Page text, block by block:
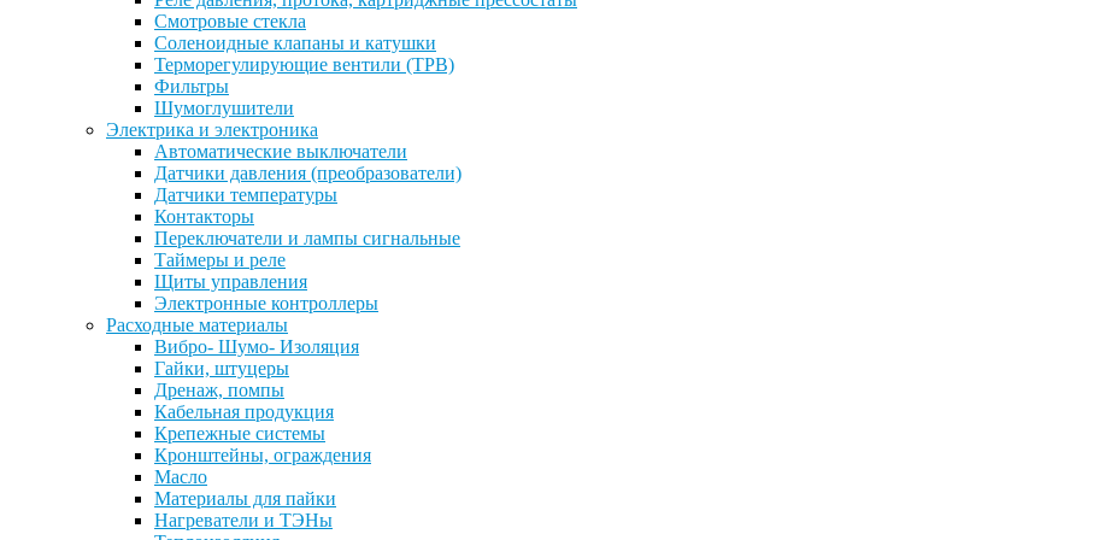
Смотровые стекла
Соленоидные клапаны и катушки
Терморегулирующие вентили (ТРВ)
Фильтры
Шумоглушители
Электрика и электроника
Автоматические выключатели
Датчики давления (преобразователи)
Датчики температуры
Контакторы
Переключатели и лампы сигнальные
Таймеры и реле
Щиты управления
Электронные контроллеры
Расходные материалы
Вибро- Шумо- Изоляция
Гайки, штуцеры
Дренаж, помпы
Кабельная продукция
Крепежные системы
Кронштейны, ограждения
Масло
Материалы для пайки
Нагреватели и ТЭНы